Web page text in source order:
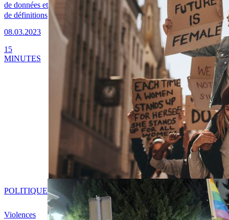
de données et
de définitions
08.03.2023
15
MINUTES
Violences
POLITIQUE